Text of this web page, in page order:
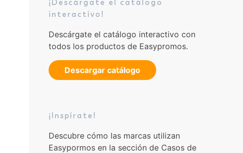
interactivo!
Descárgate el catálogo interactivo con
todos los productos de Easypromos.
Descargar catálogo
¡Inspírate!
Descubre cómo las marcas utilizan
Easypormos en la sección de Casos de